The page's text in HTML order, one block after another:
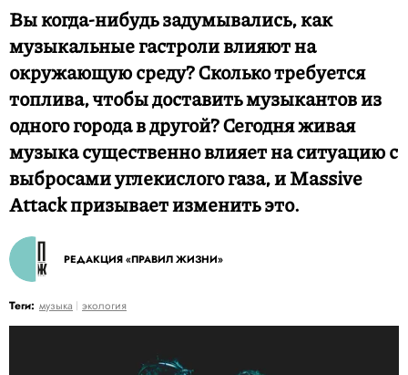
Вы когда-нибудь задумывались, как
музыкальные гастроли влияют на
окружающую среду? Сколько требуется
топлива, чтобы доставить музыкантов из
одного города в другой? Сегодня живая
музыка существенно влияет на ситуацию с
выбросами углекислого газа, и Massive
Attack призывает изменить это.
РЕДАКЦИЯ «ПРАВИЛ ЖИЗНИ»
Теги: музыка экология